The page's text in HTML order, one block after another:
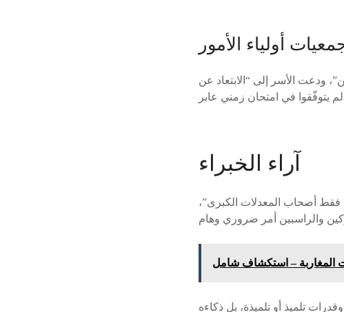
أولياء الأمور
ودعت الأسر إلى “الابتعاد عن
آراء الخبراء
أصحاب المعدلات الكبرى”،
المغاربة – استكشاف شامل
تلميذ أو تلميذة، بل ذكاءه